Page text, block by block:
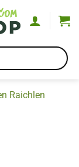
Raichlen